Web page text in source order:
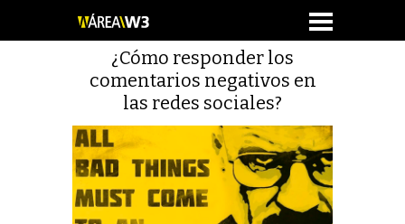
¿Cómo responder los
comentarios negativos en
las redes sociales?